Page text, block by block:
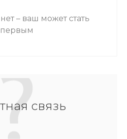
– ваш может стать
первым
связь